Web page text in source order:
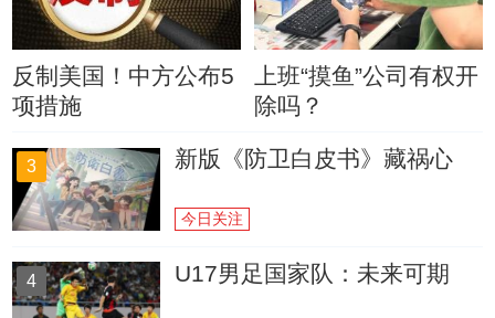
反制美国！中方公布5
项措施
上班“摸鱼”公司有权开
除吗？
3 新版《防卫白皮书》藏祸心
今日关注
4 U17男足国家队：未来可期